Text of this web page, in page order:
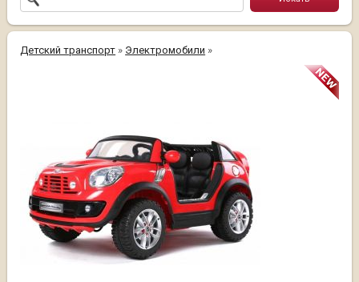
Детский транспорт » Электромобили »